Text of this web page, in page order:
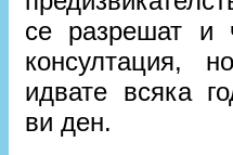
се разрешат и
консултация,
идвате всяка
ви ден.